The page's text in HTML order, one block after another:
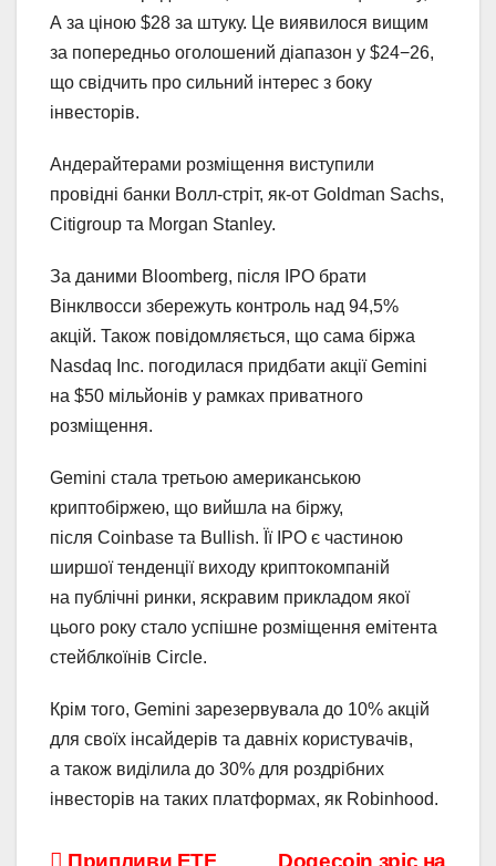
А за ціною $28 за штуку. Це виявилося вищим
за попередньо оголошений діапазон у $24−26,
що свідчить про сильний інтерес з боку
інвесторів.
Андерайтерами розміщення виступили
провідні банки Волл-стріт, як-от Goldman Sachs,
Citigroup та Morgan Stanley.
За даними Bloomberg, після IPO брати
Вінклвосси збережуть контроль над 94,5%
акцій. Також повідомляється, що сама біржа
Nasdaq Inc. погодилася придбати акції Gemini
на $50 мільйонів у рамках приватного
розміщення.
Gemini стала третьою американською
криптобіржею, що вийшла на біржу,
після Coinbase та Bullish. Її IPO є частиною
ширшої тенденції виходу криптокомпаній
на публічні ринки, яскравим прикладом якої
цього року стало успішне розміщення емітента
стейблкоїнів Circle.
Крім того, Gemini зарезервувала до 10% акцій
для своїх інсайдерів та давніх користувачів,
а також виділила до 30% для роздрібних
інвесторів на таких платформах, як Robinhood.
Dogecoin зріс на
Припливи ETF